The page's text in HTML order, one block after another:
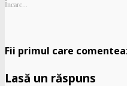
Încarc...
Fii primul care
Lasă un răspuns